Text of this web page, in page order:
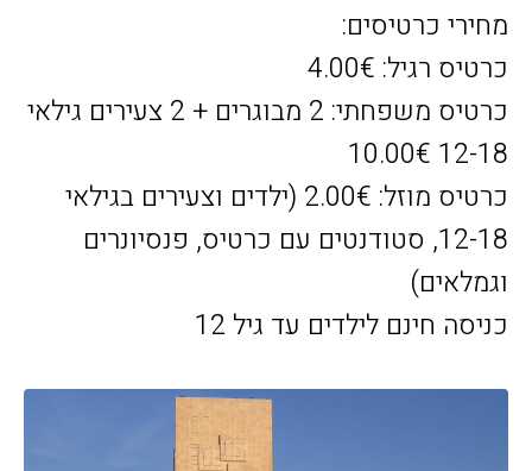
מחירי כרטיסים:
כרטיס רגיל: 4.00€
כרטיס משפחתי: 2 מבוגרים + 2 צעירים גילאי
12-18 10.00€
כרטיס מוזל: 2.00€ (ילדים וצעירים בגילאי
12-18, סטודנטים עם כרטיס, פנסיונרים
וגמלאים)
כניסה חינם לילדים עד גיל 12